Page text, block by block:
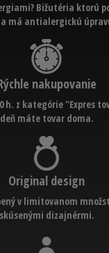
Bižutéria ktorú
má antialergickú
nakupovanie
h. z kategórie "Expres
deň máte tovar doma.
Original design
v limitovanom
skúsenými dizajnérmi.